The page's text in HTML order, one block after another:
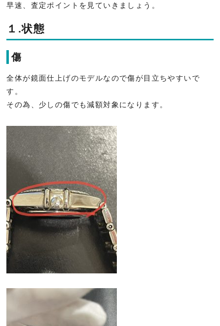
早速、査定ポイントを見ていきましょう。
１.状態
傷
全体が鏡面仕上げのモデルなので傷が目立ちやすいで
す。
その為、少しの傷でも減額対象になります。